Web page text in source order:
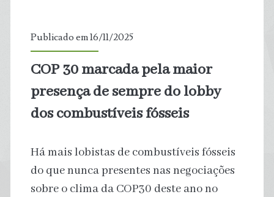
povos
mundo
Publicado em 16/11/2025
COP 30 marcada pela maior
presença de sempre do lobby
dos combustíveis fósseis
Há mais lobistas de combustíveis fósseis
do que nunca presentes nas negociações
sobre o clima da COP30 deste ano no